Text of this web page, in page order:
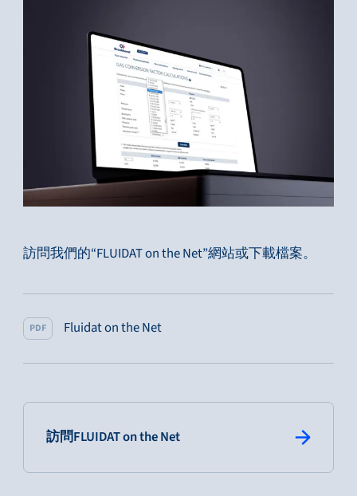
訪問我們的“FLUIDAT on the Net”網站或下載檔案。
PDF Fluidat on the Net
訪問FLUIDAT on the Net: primary button